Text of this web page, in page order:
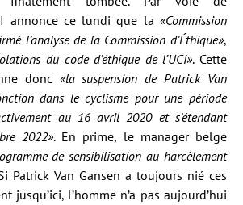
annonce ce lundi que la «Commission
l’analyse de la Commission d’Éthique»,
du code d’éthique de l’UCI». Cette
donc «la suspension de Patrick Van
dans le cyclisme pour une période
au 16 avril 2020 et s’étendant
2022». En prime, le manager belge
de sensibilisation au harcèlement
Patrick Van Gansen a toujours nié ces
jusqu’ici, l’homme n’a pas aujourd’hui